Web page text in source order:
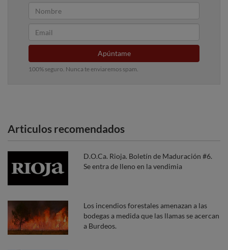
Apúntame
100% seguro. Nunca te enviaremos spam.
Articulos recomendados
D.O.Ca. Rioja. Boletín de Maduración #6.
Se entra de lleno en la vendimia
Los incendios forestales amenazan a las
bodegas a medida que las llamas se acercan
a Burdeos.